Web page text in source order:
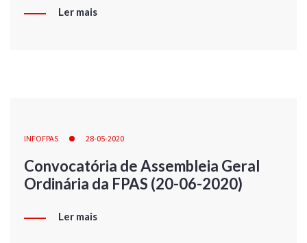
Ler mais
INFOFPAS 28-05-2020
Convocatória de Assembleia Geral
Ordinária da FPAS (20-06-2020)
Ler mais